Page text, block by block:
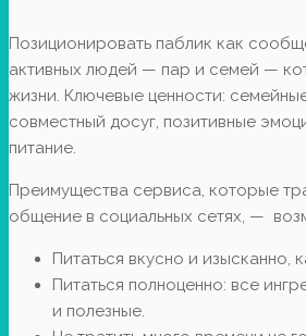
Позиционировать паблик как
активных людей — пар и семей —
жизни. Ключевые ценности:
совместный досуг, позитивные
питание.
Преимущества сервиса, которые
общение в социальных сетях, —
Питаться вкусно и изысканно,
Питаться полноценно: все
и полезные.